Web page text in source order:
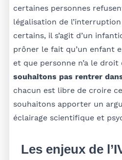
certaines personnes
légalisation de
certains, il s’agit d’un
prôner le fait qu’un enfant
et que personne n’a le droit
souhaitons pas rentrer
chacun est libre de croire
souhaitons apporter un
éclairage scientifique et
Les enjeux de